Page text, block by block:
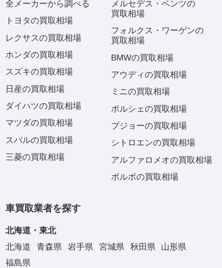
全メーカーから調べる
トヨタの買取相場
レクサスの買取相場
ホンダの買取相場
スズキの買取相場
日産の買取相場
ダイハツの買取相場
マツダの買取相場
スバルの買取相場
三菱の買取相場
メルセデス・ベンツの
買取相場
フォルクス・ワーゲンの
買取相場
BMWの買取相場
アウディの買取相場
ミニの買取相場
ポルシェの買取相場
プジョーの買取相場
シトロエンの買取相場
アルファロメオの買取相場
ボルボの買取相場
車買取業者を探す
北海道・東北
北海道
青森県 岩手県 宮城県 秋田県
山形県
福島県